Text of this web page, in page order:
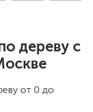
дереву с
от 0 до